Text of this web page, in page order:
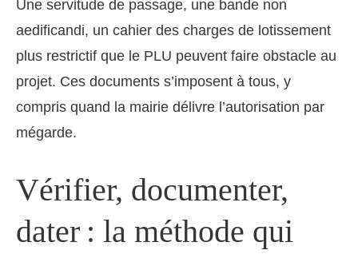
Une servitude de passage, une bande non
aedificandi, un cahier des charges de lotissement
plus restrictif que le PLU peuvent faire obstacle au
projet. Ces documents s’imposent à tous, y
compris quand la mairie délivre l’autorisation par
mégarde.
Vérifier, documenter,
dater : la méthode qui